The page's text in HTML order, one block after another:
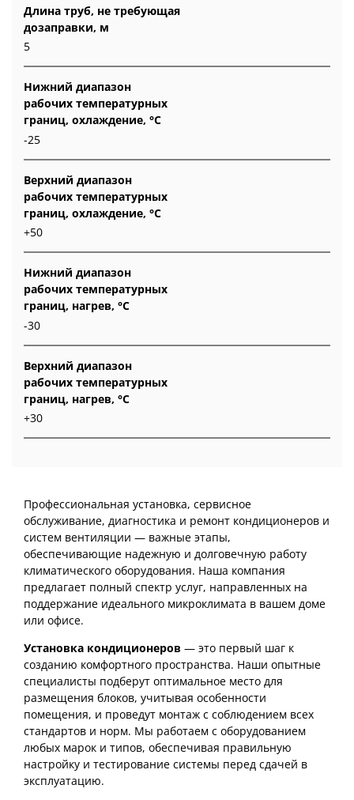
Длина труб, не требующая
дозаправки, м
5
Нижний диапазон
рабочих температурных
границ, охлаждение, °C
-25
Верхний диапазон
рабочих температурных
границ, охлаждение, °C
+50
Нижний диапазон
рабочих температурных
границ, нагрев, °C
-30
Верхний диапазон
рабочих температурных
границ, нагрев, °C
+30
Профессиональная установка, сервисное
обслуживание, диагностика и ремонт кондиционеров и
систем вентиляции — важные этапы,
обеспечивающие надежную и долговечную работу
климатического оборудования. Наша компания
предлагает полный спектр услуг, направленных на
поддержание идеального микроклимата в вашем доме
или офисе.
Установка кондиционеров — это первый шаг к
созданию комфортного пространства. Наши опытные
специалисты подберут оптимальное место для
размещения блоков, учитывая особенности
помещения, и проведут монтаж с соблюдением всех
стандартов и норм. Мы работаем с оборудованием
любых марок и типов, обеспечивая правильную
настройку и тестирование системы перед сдачей в
эксплуатацию.